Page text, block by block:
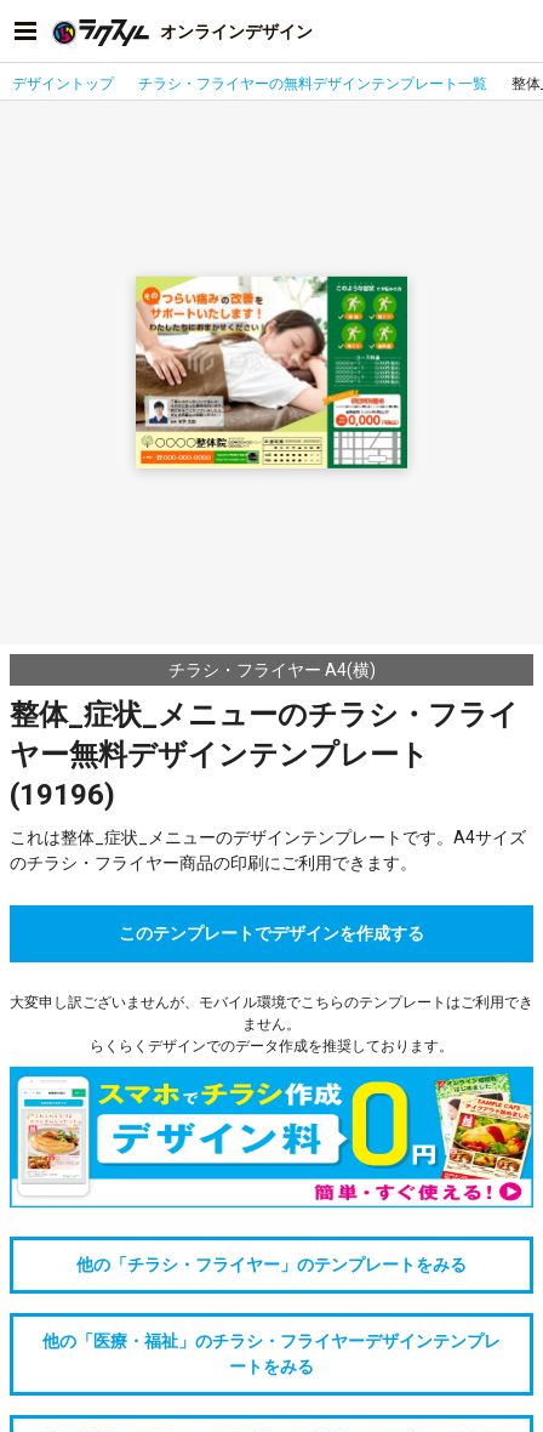
オンラインデザイン
デザイントップ チラシ・フライヤーの無料デザインテンプレート一覧 整体
チラシ・フライヤー A4(横)
整体_症状_メニューのチラシ・フライ
ヤー無料デザインテンプレート
(19196)
これは整体_症状_メニューのデザインテンプレートです。A4サイズ
のチラシ・フライヤー商品の印刷にご利用できます。
このテンプレートでデザインを作成する
大変申し訳ございませんが、モバイル環境でこちらのテンプレートはご利用でき
ません。
らくらくデザインでのデータ作成を推奨しております。
他の「チラシ・フライヤー」のテンプレートをみる
他の「医療・福祉」のチラシ・フライヤーデザインテンプレ
ートをみる